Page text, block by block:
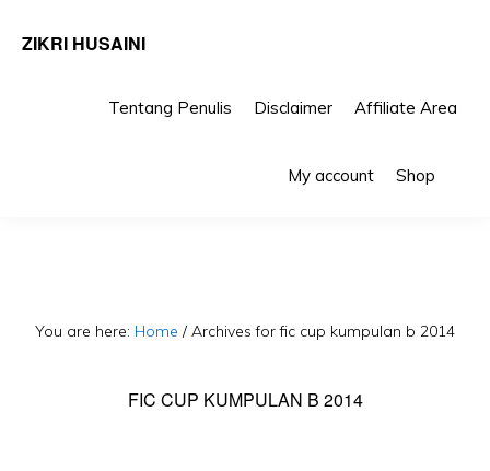
ZIKRI HUSAINI
Tentang Penulis Disclaimer Affiliate Area
My account Shop
You are here: Home / Archives for fic cup kumpulan b 2014
FIC CUP KUMPULAN B 2014